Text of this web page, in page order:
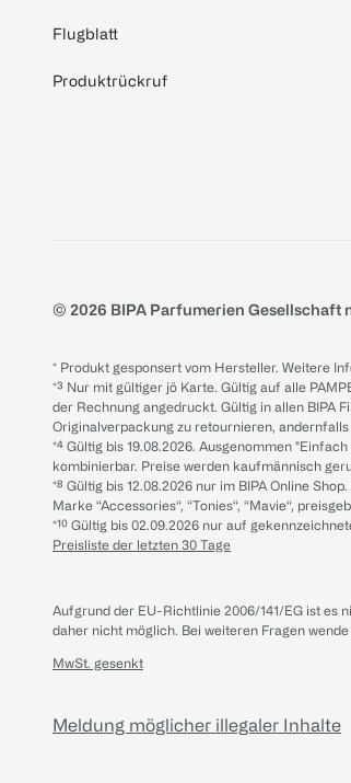
Flugblatt
Produktrückruf
© 2026 BIPA Parfumerien Gesellschaft
* Produkt gesponsert vom Hersteller. Weitere
*³ Nur mit gültiger jö Karte. Gültig auf alle
der Rechnung angedruckt. Gültig in allen BIPA
Originalverpackung zu retournieren,
*⁴ Gültig bis 19.08.2026. Ausgenommen
kombinierbar. Preise werden kaufmännisch
*⁸ Gültig bis 12.08.2026 nur im BIPA Online
Marke “Accessories“, “Tonies“, “Mavie“,
*¹⁰ Gültig bis 02.09.2026 nur auf
Preisliste der letzten 30 Tage
Aufgrund der EU-Richtlinie 2006/141/EG ist es
daher nicht möglich. Bei weiteren Fragen
MwSt. gesenkt
Meldung möglicher illegaler Inhalte